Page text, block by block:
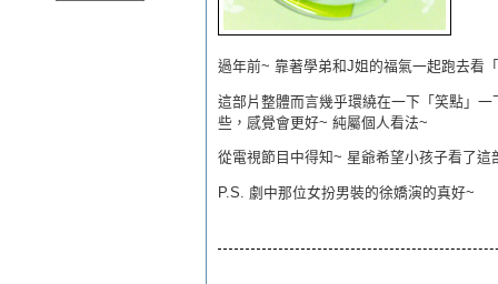
過年前~ 靠著學弟和J姐的福氣一起跑去看「
這部片整體而言幾乎環繞在一下「笑點」
些，感覺會更好~ 純屬個人看法~
從電視節目中得知~ 星爺希望小孩子看了
P.S. 劇中那位女扮男裝的徐嬌演的真好~